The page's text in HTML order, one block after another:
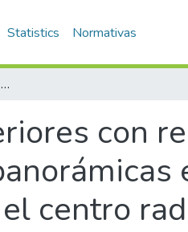
Statistics Normativas
Evaluación de las terceras molares inferiores con relación al canal alveolar inferior en radiografías panorámicas en pacientes de 18 a 30 años tomadas en el centro radiológico CEIMAX, Abancay - 2024
con
centro